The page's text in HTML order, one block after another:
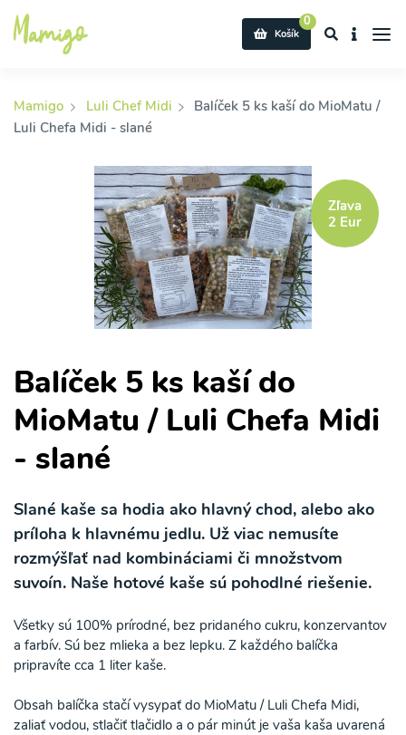
0
Košík
Mamigo Luli Chef Midi
Balíček 5 ks kaší do MioMatu /
Luli Chefa Midi - slané
Balíček 5 ks kaší do
MioMatu / Luli Chefa Midi
- slané
Slané kaše sa hodia ako hlavný chod, alebo ako
príloha k hlavnému jedlu. Už viac nemusíte
rozmýšľať nad kombináciami či množstvom
suvoín. Naše hotové kaše sú pohodlné riešenie.
Všetky sú 100% prírodné, bez pridaného cukru, konzervantov
a farbív. Sú bez mlieka a bez lepku. Z každého balíčka
pripravíte cca 1 liter kaše.
Obsah balíčka stačí vysypať do MioMatu / Luli Chefa Midi,
zaliať vodou, stlačiť tlačidlo a o pár minút je vaša kaša uvarená
Zľava
2 Eur